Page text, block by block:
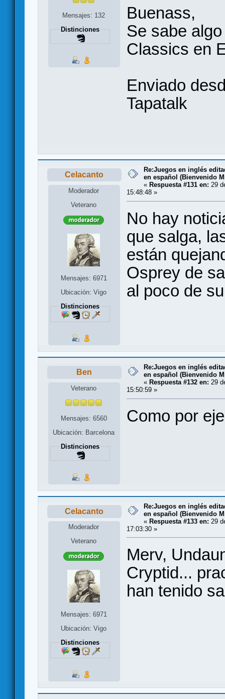
Mensajes: 132
Distinciones
Buenass,
Se sabe
Classics en
Enviado
Tapatalk
Celacanto
Moderador
Veterano
Mensajes: 6971
Ubicación: Vigo
Distinciones
Re:Juegos en inglés
en español (Bienvenido
« Respuesta #131 en: 29
15:48:48 »
No hay
que salga,
están
Osprey de
al poco de
Ben
Veterano
Mensajes: 6560
Ubicación: Barcelona
Distinciones
Re:Juegos en inglés
en español (Bienvenido
« Respuesta #132 en: 29
15:50:59 »
Como por
Celacanto
Moderador
Veterano
Mensajes: 6971
Ubicación: Vigo
Distinciones
Re:Juegos en inglés
en español (Bienvenido
« Respuesta #133 en: 29
17:03:30 »
Merv,
Cryptid...
han tenido